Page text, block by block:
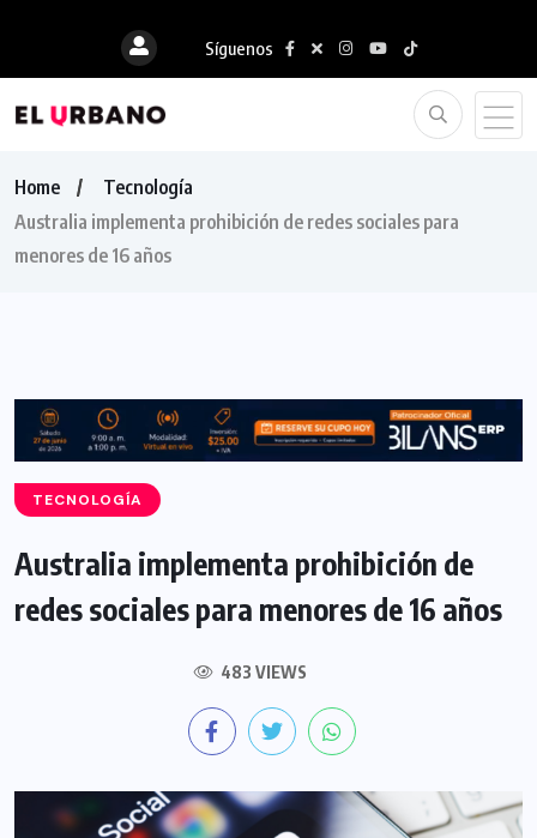
Síguenos
Home
Tecnología
Australia implementa prohibición de redes sociales para
menores de 16 años
TECNOLOGÍA
Australia implementa prohibición de
redes sociales para menores de 16 años
483 VIEWS